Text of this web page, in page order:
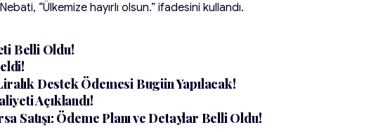
“Ülkemize hayırlı olsun.” ifadesini kullandı.
Belli Oldu!
Destek Ödemesi Bugün Yapılacak!
Açıklandı!
Satışı: Ödeme Planı ve Detaylar Belli Oldu!